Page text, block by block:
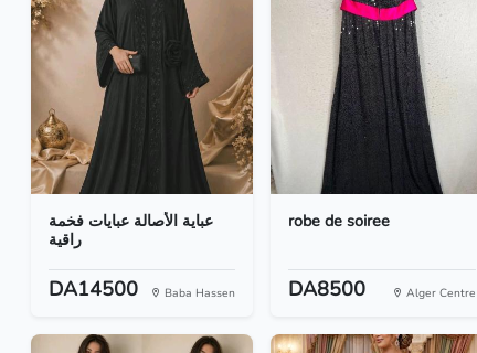
عباية الأصالة عبايات فخمة
راقية
DA14500 Baba Hassen
robe de soiree
DA8500 Alger Centre